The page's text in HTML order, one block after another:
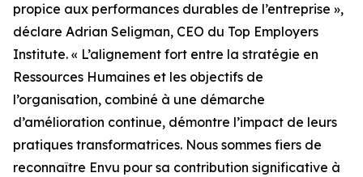
propice aux performances durables de l’entreprise »,
déclare Adrian Seligman, CEO du Top Employers
Institute. « L’alignement fort entre la stratégie en
Ressources Humaines et les objectifs de
l’organisation, combiné à une démarche
d’amélioration continue, démontre l’impact de leurs
pratiques transformatrices. Nous sommes fiers de
reconnaître Envu pour sa contribution significative à